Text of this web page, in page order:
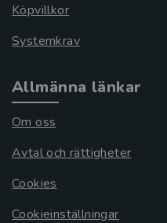
Köpvillkor
Systemkrav
Allmänna länkar
Om oss
Avtal och rättigheter
Cookies
Cookieinställningar